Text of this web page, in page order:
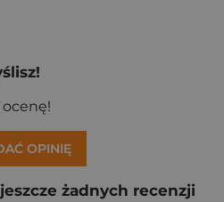
OPINIĘ
żadnych recenzji